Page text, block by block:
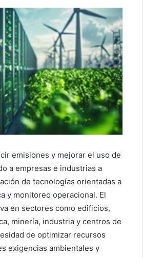
emisiones y mejorar el uso de
a empresas e industrias a
de tecnologías orientadas a
y monitoreo operacional. El
en sectores como edificios,
minería, industria y centros de
de optimizar recursos
exigencias ambientales y